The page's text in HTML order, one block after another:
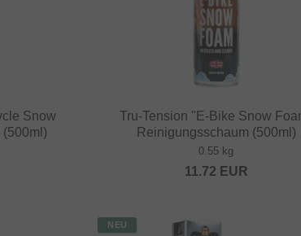
Snow
Tru-Tension "E-Bike Snow
Reinigungsschaum (500ml)
0.55 kg
11.72 EUR
NEU